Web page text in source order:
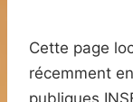
Cette page
récemment